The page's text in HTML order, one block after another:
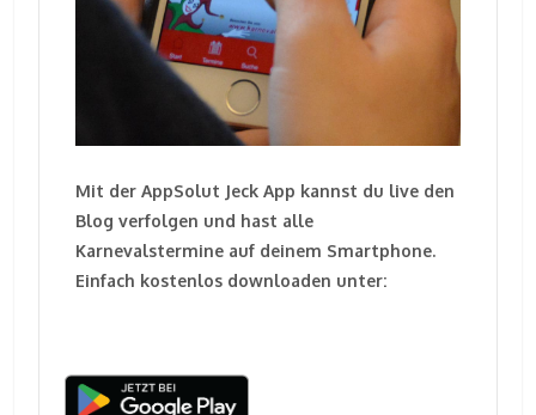
Mit der AppSolut Jeck App kannst du live den
Blog verfolgen und hast alle
Karnevalstermine auf deinem Smartphone.
Einfach kostenlos downloaden unter: